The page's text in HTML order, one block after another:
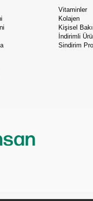
Vitaminler
Kolajen
Kişisel
İndirimli
Sindirim